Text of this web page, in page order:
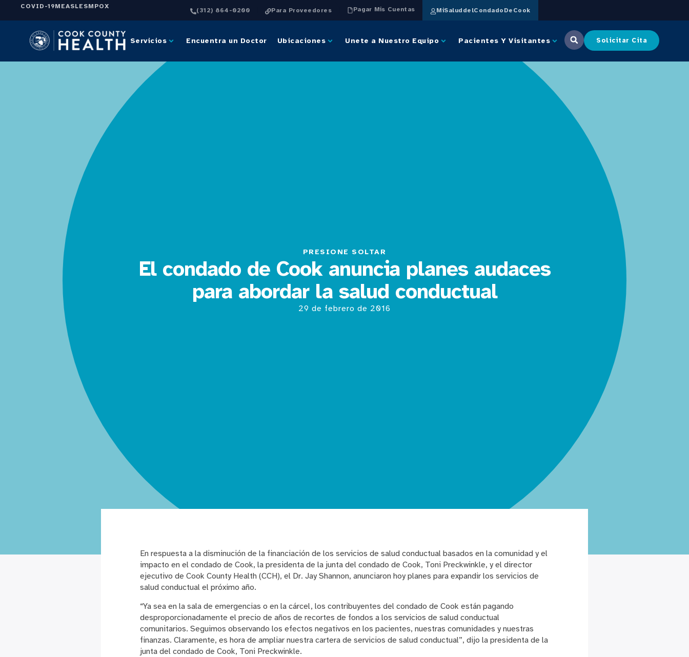
COVID-19MEASLESMPOX
(312) 864-0200 Para Proveedores Pagar Mis Cuentas MiSaluddelCondadoDeCook
Servicios Encuentra un Doctor Ubicaciones Unete a Nuestro Equipo Pacientes Y Visitantes Solicitar Cita
PRESIONE SOLTAR
El condado de Cook anuncia planes audaces
para abordar la salud conductual
29 de febrero de 2016
En respuesta a la disminución de la financiación de los servicios de salud conductual basados en la comunidad y el
impacto en el condado de Cook, la presidenta de la junta del condado de Cook, Toni Preckwinkle, y el director
ejecutivo de Cook County Health (CCH), el Dr. Jay Shannon, anunciaron hoy planes para expandir los servicios de
salud conductual el próximo año.
“Ya sea en la sala de emergencias o en la cárcel, los contribuyentes del condado de Cook están pagando
desproporcionadamente el precio de años de recortes de fondos a los servicios de salud conductual
comunitarios. Seguimos observando los efectos negativos en los pacientes, nuestras comunidades y nuestras
finanzas. Claramente, es hora de ampliar nuestra cartera de servicios de salud conductual”, dijo la presidenta de la
junta del condado de Cook, Toni Preckwinkle.